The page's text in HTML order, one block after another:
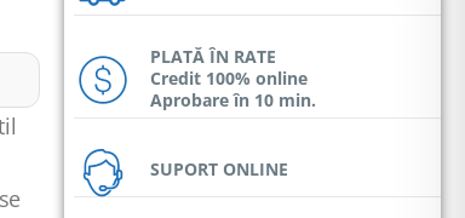
PLATĂ ÎN RATE
Credit 100% online
Aprobare în 10 min.
SUPORT ONLINE